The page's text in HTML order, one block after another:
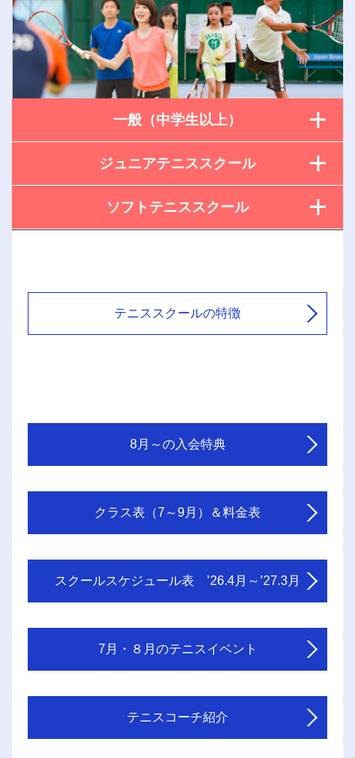
一般（中学生以上）
ジュニアテニススクール
ソフトテニススクール
テニススクールの特徴
8月～の入会特典
クラス表（7～9月）＆料金表
スクールスケジュール表 ’26.4月～’27.3月
7月・８月のテニスイベント
テニスコーチ紹介